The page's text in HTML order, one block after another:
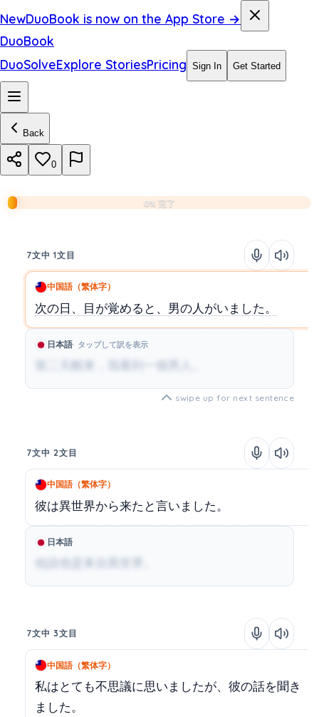
NewDuoBook is now on the App Store →
DuoBook
DuoSolveExplore StoriesPricing Sign In Get Started
Back
0
0% 完了
7文中 1文目
中国語（繁体字）
次の日、目が覚めると、男の人がいました。
日本語 タップして訳を表示
第二天醒來，我看到一個男人。
swipe up for next sentence
7文中 2文目
中国語（繁体字）
彼は異世界から来たと言いました。
日本語
他說他是來自異世界。
7文中 3文目
中国語（繁体字）
私はとても不思議に思いましたが、彼の話を聞き
ました。